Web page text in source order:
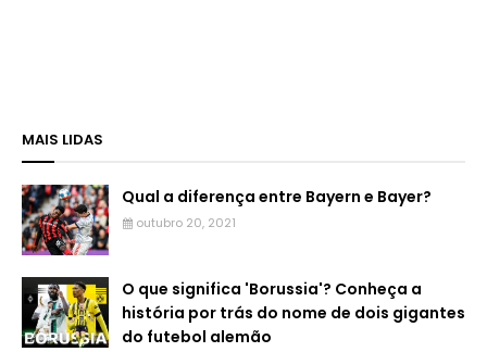
MAIS LIDAS
Qual a diferença entre Bayern e Bayer?
outubro 20, 2021
O que significa 'Borussia'? Conheça a
história por trás do nome de dois gigantes
do futebol alemão